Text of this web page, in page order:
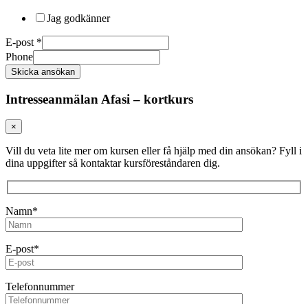
Jag godkänner
E-post *
Phone
Skicka ansökan
Intresseanmälan Afasi – kortkurs
×
Vill du veta lite mer om kursen eller få hjälp med din ansökan? Fyll i
dina uppgifter så kontaktar kursföreståndaren dig.
Namn*
E-post*
Telefonnummer